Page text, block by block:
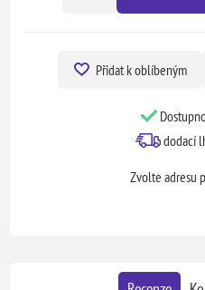
Přidat k oblíbeným
dodací
Zvolte adresu